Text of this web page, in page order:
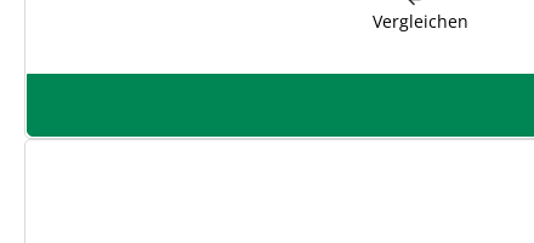
Vergleichen